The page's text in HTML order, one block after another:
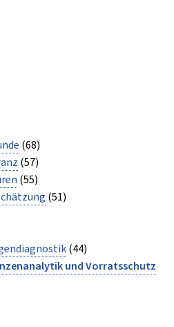
(68)
(57)
(55)
(51)
(44)
und Vorratsschutz